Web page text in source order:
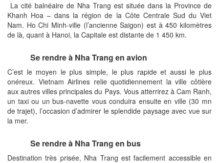
La cité balnéaire de Nha Trang est située dans la Province de
Khanh Hoa – dans la région de la Côte Centrale Sud du Viet
Nam. Ho Chi Minh-ville (l’ancienne Saigon) est à 450 kilomètres
de là, quant à Hanoi, la Capitale est distante de 1 450 km.
Se rendreà Nha Trang en avion
C’est le moyen le plus simple, le plus rapide et aussi le plus
onéreux. Vietnam Airlines relie quotidiennement la ville côtière
aux autres villes principales du Pays. Vous atterrirez à Cam Ranh,
un taxi ou un bus-navette vous conduira ensuite en ville (30 mn
de trajet), l’occasion d’admirer le splendide paysage avec vue sur
la mer.
Se rendreà Nha Trang en bus
Destination très prisée, Nha Trang est facilement accessible en